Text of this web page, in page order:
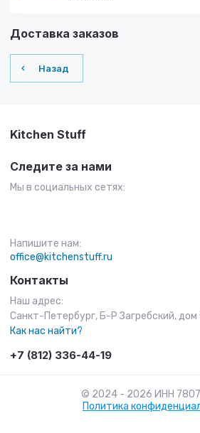
Доставка заказов
Назад
Kitchen Stuff
Следите за нами
Мы в социальных сетях:
Напишите нам:
office@kitchenstuff.ru
Контакты
Наш адрес:
Санкт-Петербург, Б-Р Загребский,
Как нас найти?
+7 (812) 336-44-19
© 2024 - 2026 ИНН
Политика